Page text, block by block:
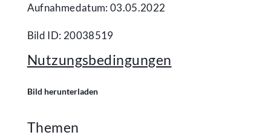
Aufnahmedatum: 03.05.2022
Bild ID: 20038519
Nutzungsbedingungen
Bild herunterladen
Themen